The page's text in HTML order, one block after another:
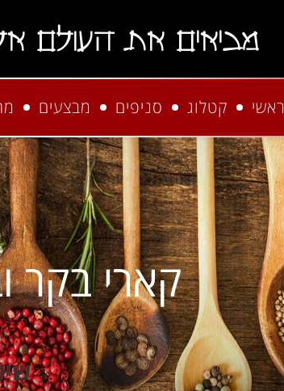
מביאים את העולם
ראשי קטלוג סניפים מבצעים
קארי בקר